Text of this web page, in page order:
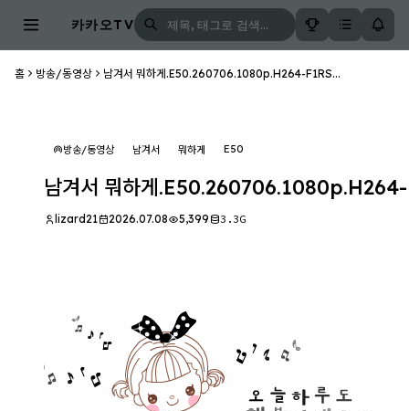
카카오TV
홈 방송/동영상 남겨서 뭐하게.E50.260706.1080p.H264-F1RS...
방송/동영상 남겨서 뭐하게 E50
남겨서 뭐하게
lizard21 2026.07.08 5,399 3.3G